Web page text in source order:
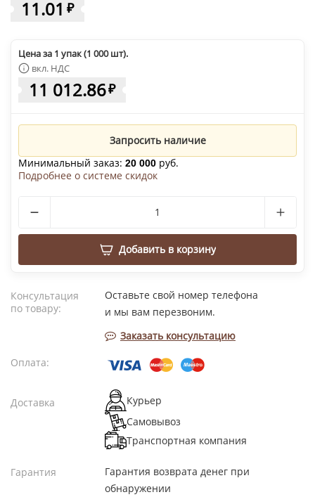
11.01 ₽
Цена за 1 упак (1 000 шт).
вкл. НДС
11 012.86₽
Запросить наличие
Минимальный заказ: 20 000 руб.
Подробнее о системе скидок
Добавить в корзину
Консультация
по товару:
Оставьте свой номер телефона
и мы вам перезвоним.
Заказать консультацию
Оплата:
Доставка
Курьер
Самовывоз
Транспортная компания
Гарантия
Гарантия возврата денег при
обнаружении